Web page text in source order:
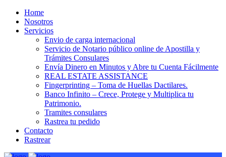
Home
Nosotros
Servicios
Envio de carga internacional
Servicio de Notario público online de Apostilla y
Trámites Consulares
Envía Dinero en Minutos y Abre tu Cuenta Fácilmente
REAL ESTATE ASSISTANCE
Fingerprinting – Toma de Huellas Dactilares.
Banco Infinito – Crece, Protege y Multiplica tu
Patrimonio.
Tramites consulares
Rastrea tu pedido
Contacto
Rastrear